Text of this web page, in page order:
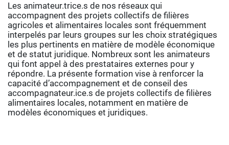
Les animateur.trice.s de nos réseaux qui
accompagnent des projets collectifs de filières
agricoles et alimentaires locales sont fréquemment
interpelés par leurs groupes sur les choix stratégiques
les plus pertinents en matière de modèle économique
et de statut juridique. Nombreux sont les animateurs
qui font appel à des prestataires externes pour y
répondre. La présente formation vise à renforcer la
capacité d’accompagnement et de conseil des
accompagnateur.ice.s de projets collectifs de filières
alimentaires locales, notamment en matière de
modèles économiques et juridiques.